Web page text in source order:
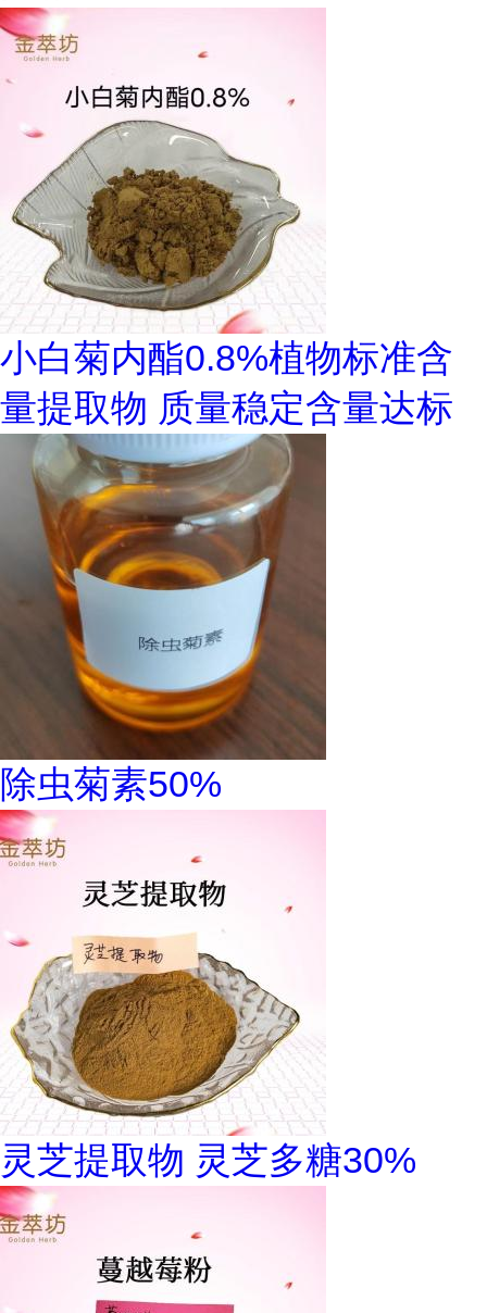
小白菊内酯0.8%植物标准含
量提取物 质量稳定含量达标
除虫菊素50%
灵芝提取物 灵芝多糖30%